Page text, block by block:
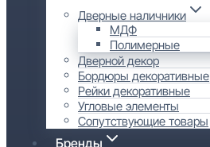
Дверные наличники
МДФ
Полимерные
Дверной декор
Бордюры декоративные
Рейки декоративные
Угловые элементы
Сопутствующие товары
Бренды